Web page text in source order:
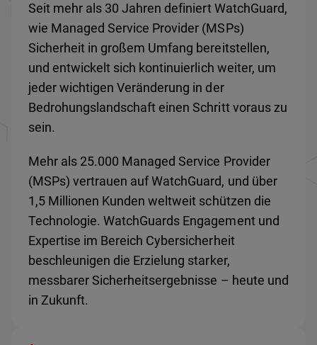
Seit mehr als 30 Jahren definiert WatchGuard,
wie Managed Service Provider (MSPs)
Sicherheit in großem Umfang bereitstellen,
und entwickelt sich kontinuierlich weiter, um
jeder wichtigen Veränderung in der
Bedrohungslandschaft einen Schritt voraus zu
sein.
Mehr als 25.000 Managed Service Provider
(MSPs) vertrauen auf WatchGuard, und über
1,5 Millionen Kunden weltweit schützen die
Technologie. WatchGuards Engagement und
Expertise im Bereich Cybersicherheit
beschleunigen die Erzielung starker,
messbarer Sicherheitsergebnisse – heute und
in Zukunft.